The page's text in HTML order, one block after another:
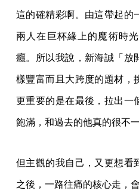
這的確精彩啊。由這帶起的
兩人在巨杯緣上的魔術時
癮。所以我說，新海誠「放
樣豐富而且大跨度的題材，
更重要的是在最後，拉出一
飽滿，和過去的他真的很不一
但主觀的我自己，又更想看
之後，一路往痛的核心走，